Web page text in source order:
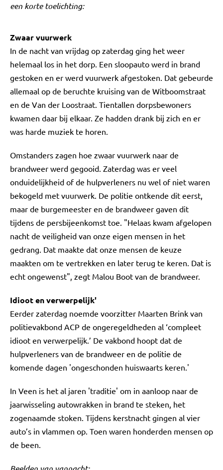
een korte toelichting:
Zwaar vuurwerk
In de nacht van vrijdag op zaterdag ging het weer
helemaal los in het dorp. Een sloopauto werd in brand
gestoken en er werd vuurwerk afgestoken. Dat gebeurde
allemaal op de beruchte kruising van de Witboomstraat
en de Van der Loostraat. Tientallen dorpsbewoners
kwamen daar bij elkaar. Ze hadden drank bij zich en er
was harde muziek te horen.
Omstanders zagen hoe zwaar vuurwerk naar de
brandweer werd gegooid. Zaterdag was er veel
onduidelijkheid of de hulpverleners nu wel of niet waren
bekogeld met vuurwerk. De politie ontkende dit eerst,
maar de burgemeester en de brandweer gaven dit
tijdens de persbijeenkomst toe. "Helaas kwam afgelopen
nacht de veiligheid van onze eigen mensen in het
gedrang. Dat maakte dat onze mensen de keuze
maakten om te vertrekken en later terug te keren. Dat is
echt ongewenst", zegt Malou Boot van de brandweer.
Idioot en verwerpelijk'
Eerder zaterdag noemde voorzitter Maarten Brink van
politievakbond ACP de ongeregeldheden al ‘compleet
idioot en verwerpelijk.’ De vakbond hoopt dat de
hulpverleners van de brandweer en de politie de
komende dagen 'ongeschonden huiswaarts keren.'
In Veen is het al jaren 'traditie' om in aanloop naar de
jaarwisseling autowrakken in brand te steken, het
zogenaamde stoken. Tijdens kerstnacht gingen al vier
auto’s in vlammen op. Toen waren honderden mensen op
de been.